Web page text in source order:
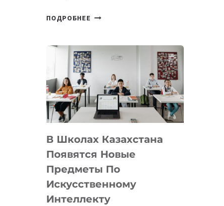
ПОДРОБНЕЕ ОТКРЫТ
DEAL
VELOCITY
MOST
—
МЕЖДУНАРОДНУЮ
ДЛЯ
ТЕХНОЛОГИЧЕСКИХ
СТАРТАПОВ
В Школах Казахстана
Появятся Новые
Предметы По
Искусственному
Интеллекту